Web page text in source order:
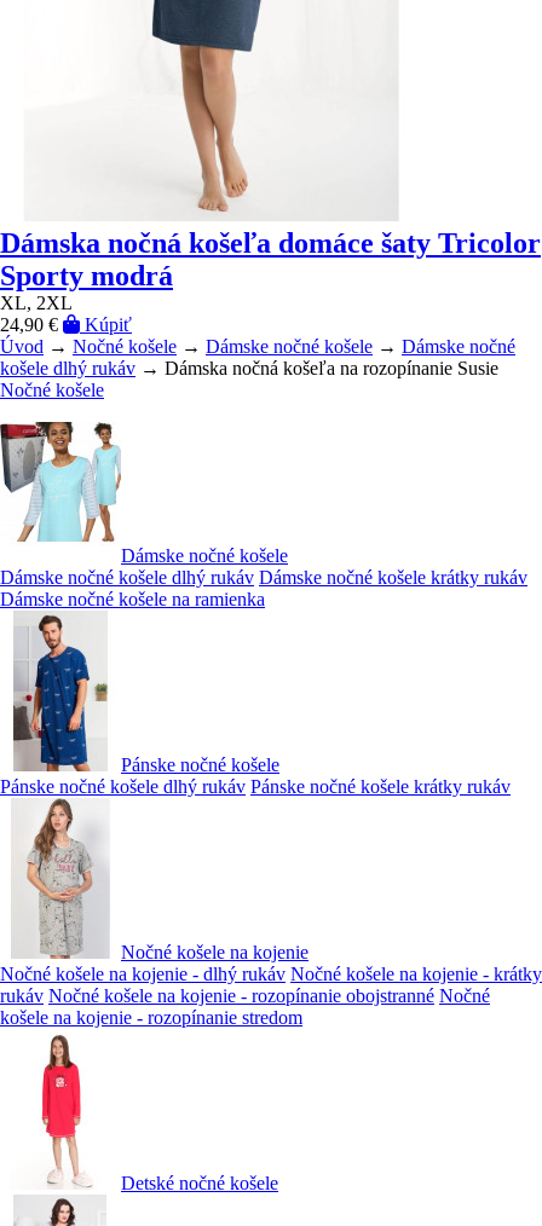
Dámska nočná košeľa domáce šaty Tricolor
Sporty modrá
XL, 2XL
24,90 €
Kúpiť
Úvod → Nočné košele → Dámske nočné košele → Dámske nočné
košele dlhý rukáv → Dámska nočná košeľa na rozopínanie Susie
Nočné košele
Dámske nočné košele
Dámske nočné košele dlhý rukáv Dámske nočné košele krátky rukáv
Dámske nočné košele na ramienka
Pánske nočné košele
Pánske nočné košele dlhý rukáv Pánske nočné košele krátky rukáv
Nočné košele na kojenie
Nočné košele na kojenie - dlhý rukáv Nočné košele na kojenie - krátky
rukáv Nočné košele na kojenie - rozopínanie obojstranné Nočné
košele na kojenie - rozopínanie stredom
Detské nočné košele